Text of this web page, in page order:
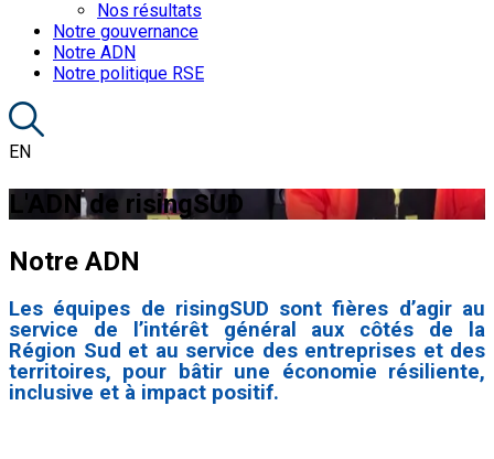
Nos résultats
Notre gouvernance
Notre ADN
Notre politique RSE
EN
L'ADN de risingSUD
Notre ADN
Les équipes de risingSUD sont fières d’agir au
service de l’intérêt général aux côtés de la
Région Sud et au service des entreprises et des
territoires, pour bâtir une économie résiliente,
inclusive et à impact positif.